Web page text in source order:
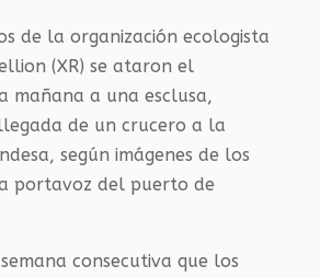
de la organización ecologista
(XR) se ataron el
mañana a una esclusa,
de un crucero a la
según imágenes de los
portavoz del puerto de
consecutiva que los